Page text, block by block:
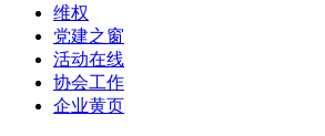
维权
党建之窗
活动在线
协会工作
企业黄页